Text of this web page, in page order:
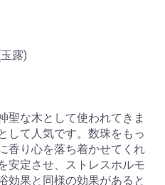
露)
聖な木として使われてきま
して人気です。数珠をもっ
香り心を落ち着かせてくれ
安定させ、ストレスホルモ
効果と同様の効果があると